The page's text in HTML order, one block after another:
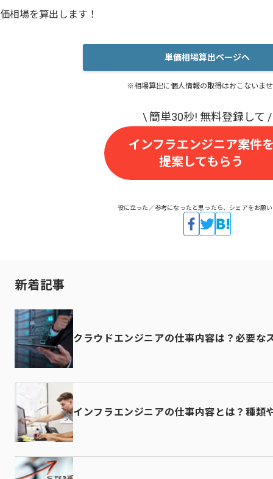
価相場を算出します！
単価相場算出ページへ
※相場算出に個人情報の取得はおこないま
インフラエンジニア案件
提案してもらう
役に立った／参考になったと思ったら、シェアをお願
新着記事
クラウドエンジニアの仕事内容は？必要な
インフラエンジニアの仕事内容とは？種類